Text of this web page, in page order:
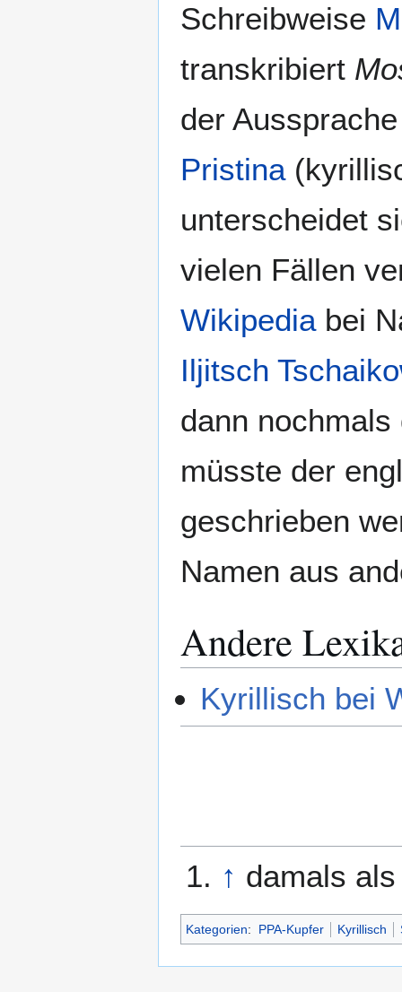
Schreibweise
transkribiert
der
Pristina
unterscheidet
vielen Fällen
Wikipediabei
Iljitsch
dann
müsste der
geschrieben
Namen aus
Andere
Kyrillisch bei
↑ damals
Kategorien: PPA-Kupfer Kyrillisch